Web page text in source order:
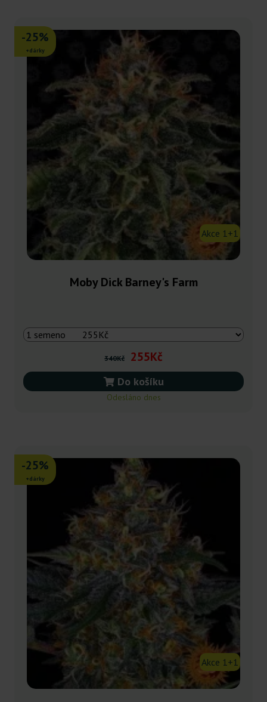
Akce 1+1
-25%
+dárky
Moby Dick Barney's Farm
340Kč 255Kč
Do košíku
Odesláno dnes
Akce 1+1
-25%
+dárky